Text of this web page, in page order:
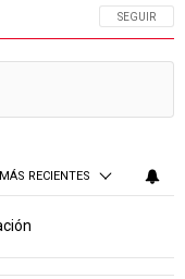
SIGA ESTA
SEGUIR
RECIENTES